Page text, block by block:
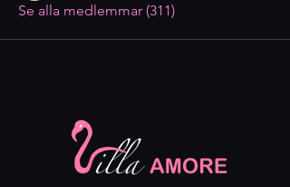
Se alla medlemmar (311)